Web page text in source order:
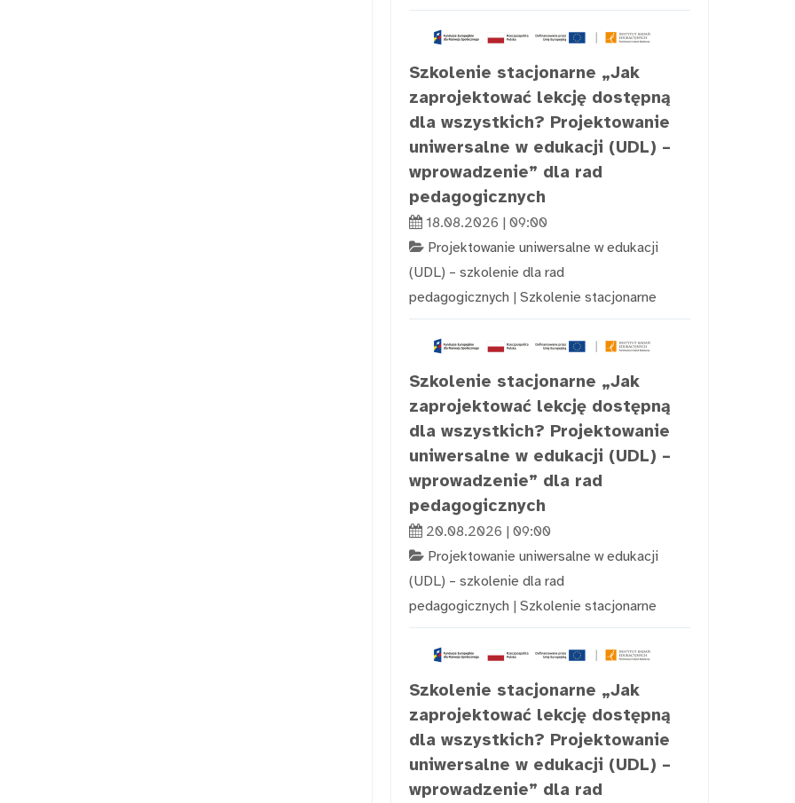
Szkolenie stacjonarne „Jak
zaprojektować lekcję dostępną
dla wszystkich? Projektowanie
uniwersalne w edukacji (UDL) –
wprowadzenie” dla rad
pedagogicznych
18.08.2026 | 09:00
Projektowanie uniwersalne w edukacji
(UDL) – szkolenie dla rad
pedagogicznych | Szkolenie stacjonarne
Szkolenie stacjonarne „Jak
zaprojektować lekcję dostępną
dla wszystkich? Projektowanie
uniwersalne w edukacji (UDL) –
wprowadzenie” dla rad
pedagogicznych
20.08.2026 | 09:00
Projektowanie uniwersalne w edukacji
(UDL) – szkolenie dla rad
pedagogicznych | Szkolenie stacjonarne
Szkolenie stacjonarne „Jak
zaprojektować lekcję dostępną
dla wszystkich? Projektowanie
uniwersalne w edukacji (UDL) –
wprowadzenie” dla rad